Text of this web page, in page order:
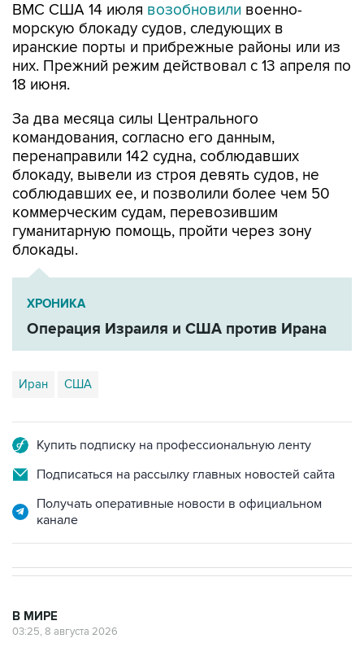
ВМС США 14 июля возобновили военно-
морскую блокаду судов, следующих в
иранские порты и прибрежные районы или из
них. Прежний режим действовал с 13 апреля по
18 июня.
За два месяца силы Центрального
командования, согласно его данным,
перенаправили 142 судна, соблюдавших
блокаду, вывели из строя девять судов, не
соблюдавших ее, и позволили более чем 50
коммерческим судам, перевозившим
гуманитарную помощь, пройти через зону
блокады.
ХРОНИКА
Операция Израиля и США против Ирана
Иран США
Купить подписку на профессиональную ленту
Подписаться на рассылку главных новостей сайта
Получать оперативные новости в официальном
канале
В МИРЕ
03:25, 8 августа 2026